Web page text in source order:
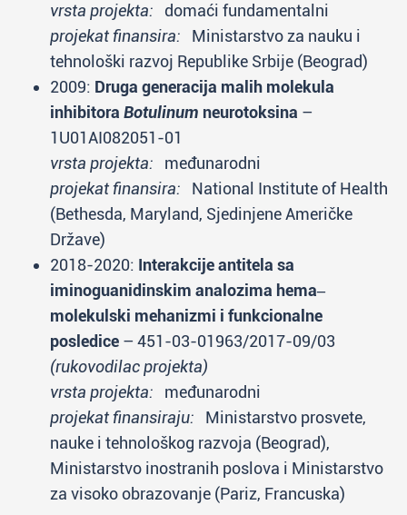
vrsta projekta: domaći fundamentalni
projekat finansira: Ministarstvo za nauku i
tehnološki razvoj Republike Srbije (Beograd)
2009: Druga generacija malih molekula
inhibitora Botulinum neurotoksina –
1U01AI082051-01
vrsta projekta: međunarodni
projekat finansira: National Institute of Health
(Bethesda, Maryland, Sjedinjene Američke
Države)
2018-2020: Interakcije antitela sa
iminoguanidinskim analozima hema‒
molekulski mehanizmi i funkcionalne
posledice – 451-03-01963/2017-09/03
(rukovodilac projekta)
vrsta projekta: međunarodni
projekat finansiraju: Ministarstvo prosvete,
nauke i tehnološkog razvoja (Beograd),
Ministarstvo inostranih poslova i Ministarstvo
za visoko obrazovanje (Pariz, Francuska)